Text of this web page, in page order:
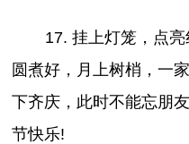
17. 挂上灯笼，点
圆煮好，月上树梢，一
下齐庆，此时不能忘朋
节快乐!